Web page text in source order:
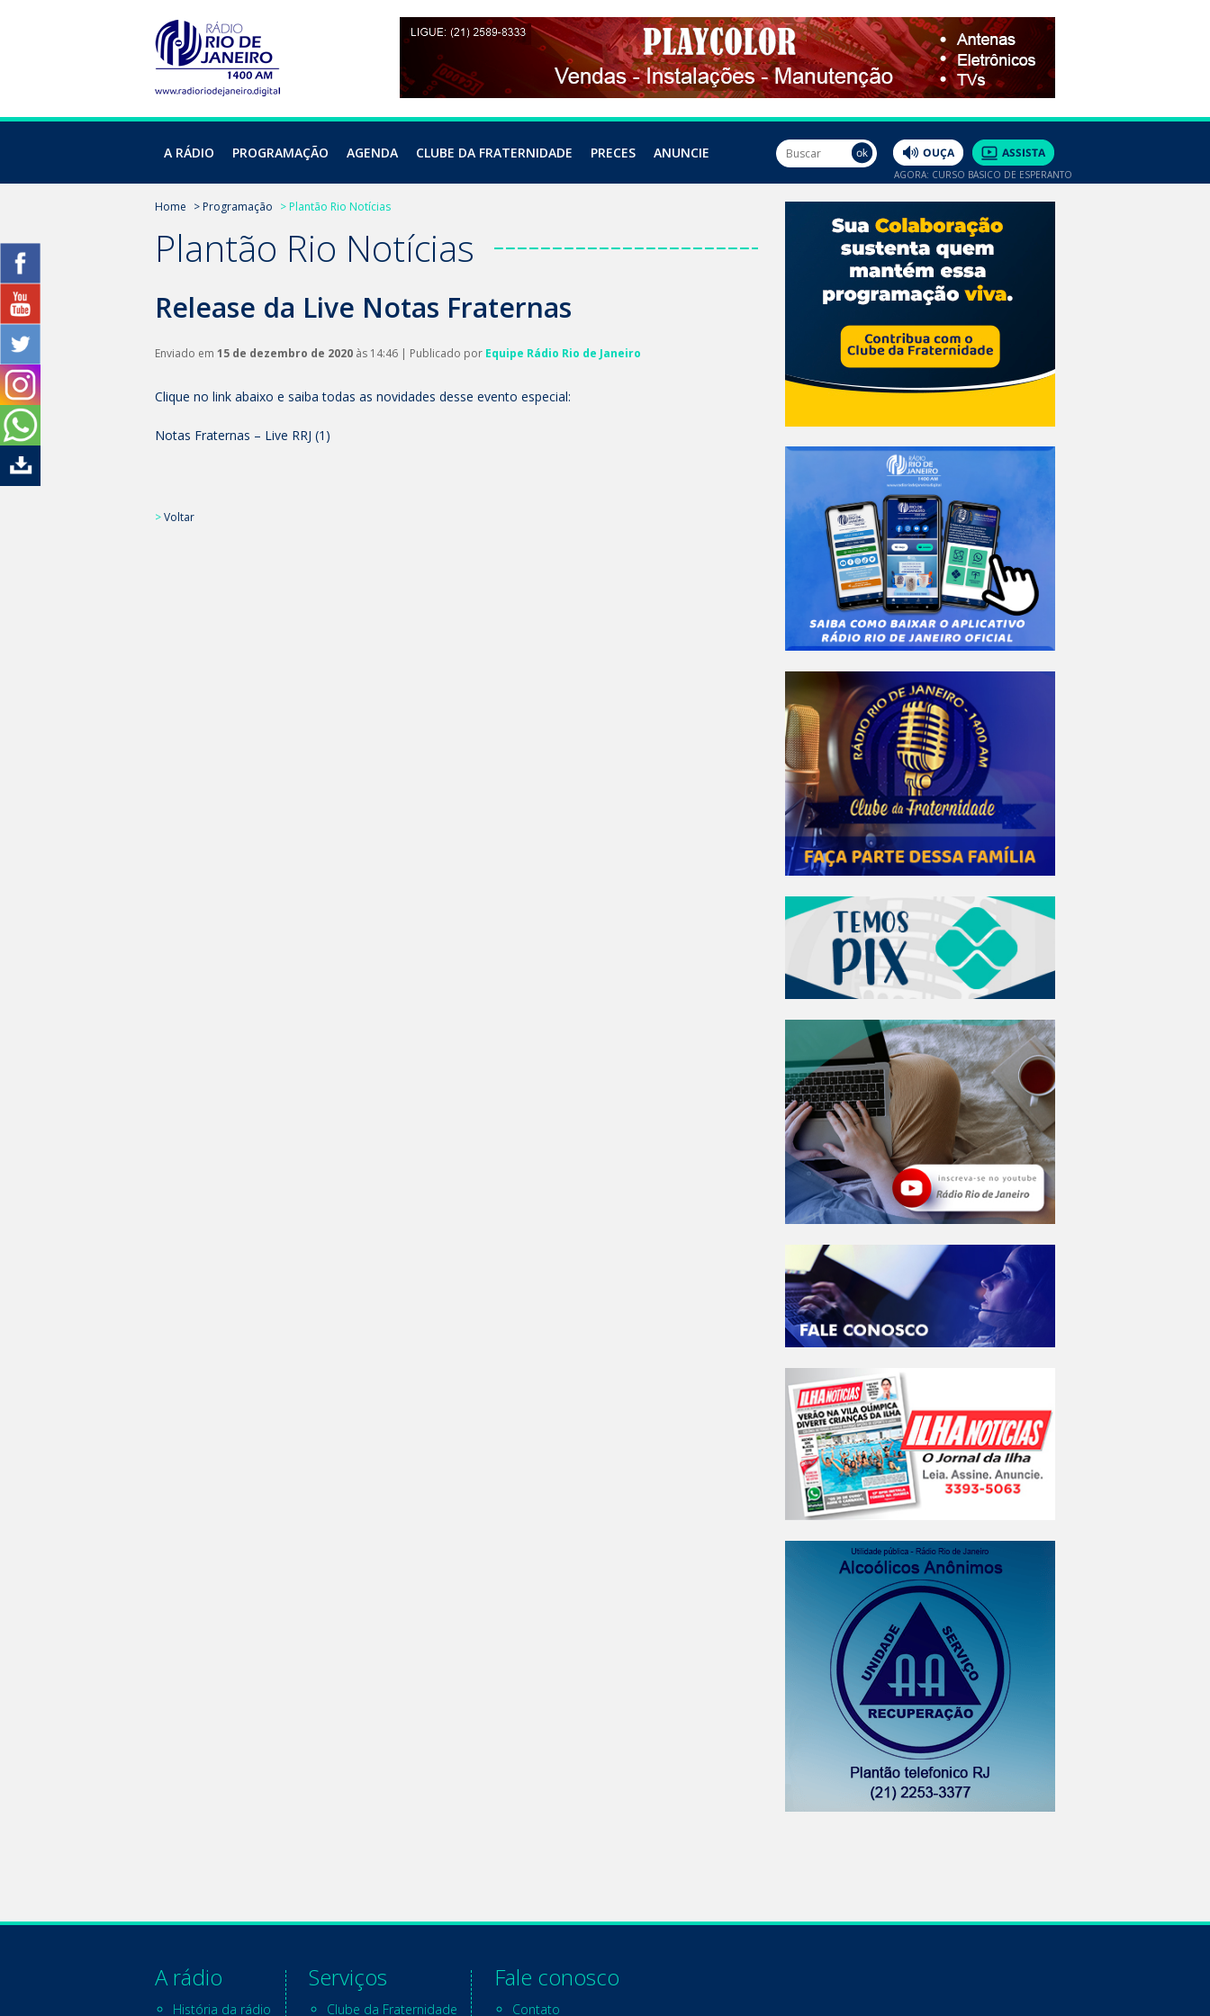
A RÁDIO PROGRAMAÇÃO AGENDA CLUBE DA FRATERNIDADE PRECES ANUNCIE
AGORA: CURSO BÁSICO DE ESPERANTO
Home > Programação > Plantão Rio Notícias
Plantão Rio Notícias
Release da Live Notas Fraternas
Enviado em 15 de dezembro de 2020 às 14:46 | Publicado por Equipe Rádio Rio de Janeiro
Clique no link abaixo e saiba todas as novidades desse evento especial:
Notas Fraternas – Live RRJ (1)
>Voltar
A rádio
História da rádio
Serviços
Clube da Fraternidade
Fale conosco
Contato